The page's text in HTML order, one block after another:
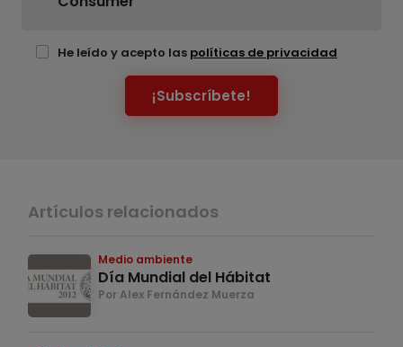
He leído y acepto las políticas de privacidad
¡Subscríbete!
Artículos relacionados
Medio ambiente
Día Mundial del Hábitat
Por Alex Fernández Muerza